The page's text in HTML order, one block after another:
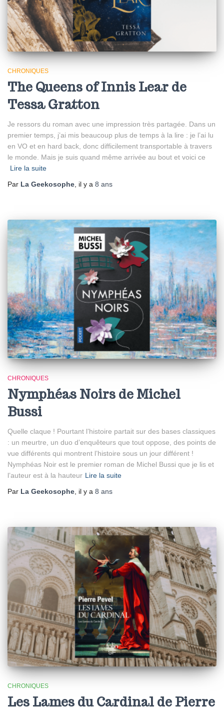
CHRONIQUES
The Queens of Innis Lear de
Tessa Gratton
Je ressors du roman avec une impression très partagée. Dans un
premier temps, j’ai mis beaucoup plus de temps à la lire : je l’ai lu
en VO et en hard back, donc difficilement transportable à travers
le monde. Mais je suis quand même arrivée au bout et voici ce
Lire la suite
Par La Geekosophe , il y a 8 ans
CHRONIQUES
Nymphéas Noirs de Michel
Bussi
Quelle claque ! Pourtant l’histoire partait sur des bases classiques
: un meurtre, un duo d’enquêteurs que tout oppose, des points de
vue différents qui montrent l’histoire sous un jour différent !
Nymphéas Noir est le premier roman de Michel Bussi que je lis et
l’auteur est à la hauteur Lire la suite
Par La Geekosophe, il y a 8 ans
CHRONIQUES
Les Lames du Cardinal de Pierre